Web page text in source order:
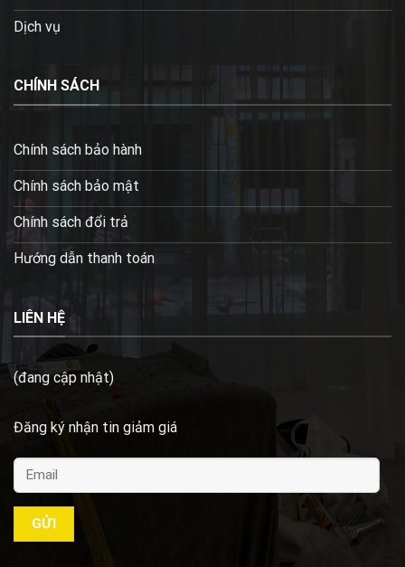
Dịch vụ
CHÍNH SÁCH
Chính sách bảo hành
Chính sách bảo mật
Chính sách đổi trả
Hướng dẫn thanh toán
LIÊN HỆ
(đang cập nhật)
Đăng ký nhận tin giảm giá